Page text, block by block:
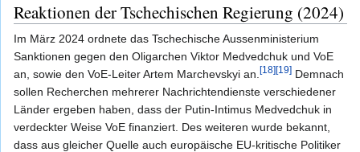
Reaktionen der Tschechischen Regierung (2024)
Im März 2024 ordnete das Tschechische Aussenministerium
Sanktionen gegen den Oligarchen Viktor Medvedchuk und VoE
an, sowie den VoE-Leiter Artem Marchevskyi an. [18][19] Demnach
sollen Recherchen mehrerer Nachrichtendienste verschiedener
Länder ergeben haben, dass der Putin-Intimus Medvedchuk in
verdeckter Weise VoE finanziert. Des weiteren wurde bekannt,
dass aus gleicher Quelle auch europäische EU-kritische Politiker